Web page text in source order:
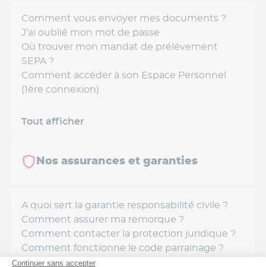
Comment vous envoyer mes documents ?
J’ai oublié mon mot de passe
Où trouver mon mandat de prélèvement
SEPA ?
Comment accéder à son Espace Personnel
(1ère connexion)
Tout afficher
Nos assurances et garanties
A quoi sert la garantie responsabilité civile ?
Comment assurer ma remorque ?
Comment contacter la protection juridique ?
Comment fonctionne le code parrainage ?
Comment contacter Mieux Assuré ?